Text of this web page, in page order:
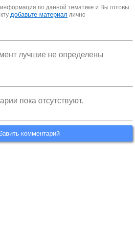
по данной тематике и Вы готовы
добавьте материал лично
лучшие не определены
пока отсутствуют.
комментарий